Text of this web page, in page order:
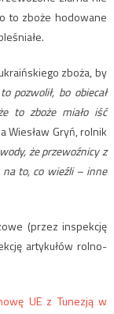
to zboże hodowane
zboża, by
pozwolił, bo obiecał
to zboże miało iść
Wiesław Gryń, rolnik
że przewoźnicy z
to, co wieźli – inne
(przez inspekcję
artykułów rolno-
UE z Tunezją w